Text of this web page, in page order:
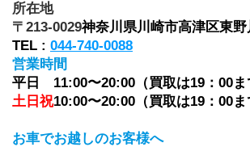
所在地
〒213-0029神奈川県川崎市高津区東野
TEL : 044-740-0088
営業時間
平日　11:00〜20:00（買取は19：00ま
土日祝10:00〜20:00（買取は19：00ま
お車でお越しのお客様へ